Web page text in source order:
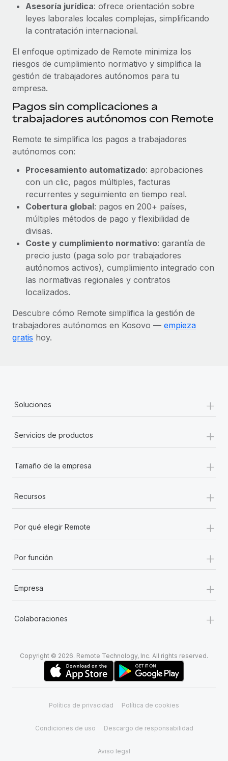
Pento se convierte en un empleador equitativo
con Remote
semanas en hacerlo manualmente y, al mes...
Más información
Asesoría jurídica: ofrece orientación sobre
leyes laborales locales complejas, simplificando
la contratación internacional.
El enfoque optimizado de Remote minimiza los
riesgos de cumplimiento normativo y simplifica la
gestión de trabajadores autónomos para tu
empresa.
Pagos sin complicaciones a
trabajadores autónomos con Remote
Remote te simplifica los pagos a trabajadores
autónomos con:
Procesamiento automatizado: aprobaciones
con un clic, pagos múltiples, facturas
recurrentes y seguimiento en tiempo real.
Cobertura global: pagos en 200+ países,
múltiples métodos de pago y flexibilidad de
divisas.
Coste y cumplimiento normativo: garantía de
precio justo (paga solo por trabajadores
autónomos activos), cumplimiento integrado con
las normativas regionales y contratos
localizados.
Descubre cómo Remote simplifica la gestión de
trabajadores autónomos en Kosovo — empieza
gratis hoy.
Soluciones +
Servicios de productos +
Tamaño de la empresa +
Recursos +
Por qué elegir Remote +
Por función +
Empresa +
Colaboraciones +
Copyright © 2026. Remote Technology, Inc. All rights reserved.
Política de privacidad Política de cookies
Condiciones de uso Descargo de responsabilidad
Aviso legal